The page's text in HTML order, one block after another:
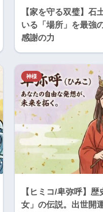
【家を守る双璧】石
いる「場所」を最強
感謝の力
【ヒミコ/卑弥呼】
女」の伝説。出世開
神様